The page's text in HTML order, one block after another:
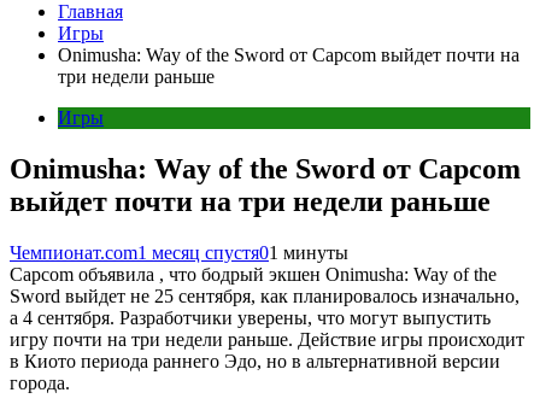
Главная
Игры
Onimusha: Way of the Sword от Capcom выйдет почти на
три недели раньше
Игры
Onimusha: Way of the Sword от Capcom
выйдет почти на три недели раньше
Чемпионат.com1 месяц спустя01 минуты
Capcom объявила , что бодрый экшен Onimusha: Way of the
Sword выйдет не 25 сентября, как планировалось изначально,
а 4 сентября. Разработчики уверены, что могут выпустить
игру почти на три недели раньше. Действие игры происходит
в Киото периода раннего Эдо, но в альтернативной версии
города.